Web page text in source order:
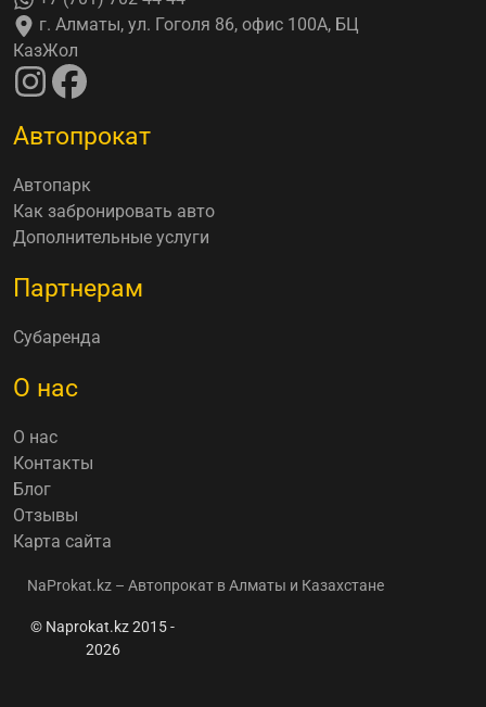
г. Алматы, ул. Гоголя 86, офис 100А, БЦ
КазЖол
Автопрокат
Автопарк
Как забронировать авто
Дополнительные услуги
Партнерам
Субаренда
О нас
О нас
Контакты
Блог
Отзывы
Карта сайта
NaProkat.kz – Автопрокат в Алматы и Казахстане
© Naprokat.kz 2015 -
2026